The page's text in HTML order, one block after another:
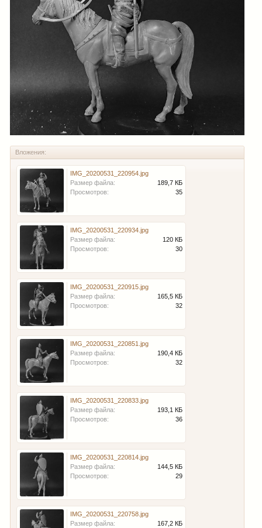
Вложения:
IMG_20200531_220954.jpg
Размер файла:
189,7 КБ
Просмотров:
35
IMG_20200531_220934.jpg
Размер файла:
120 КБ
Просмотров:
30
IMG_20200531_220915.jpg
Размер файла:
165,5 КБ
Просмотров:
32
IMG_20200531_220851.jpg
Размер файла:
190,4 КБ
Просмотров:
32
IMG_20200531_220833.jpg
Размер файла:
193,1 КБ
Просмотров:
36
IMG_20200531_220814.jpg
Размер файла:
144,5 КБ
Просмотров:
29
IMG_20200531_220758.jpg
Размер файла:
167,2 КБ